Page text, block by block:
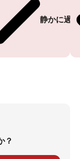
静かに過
？